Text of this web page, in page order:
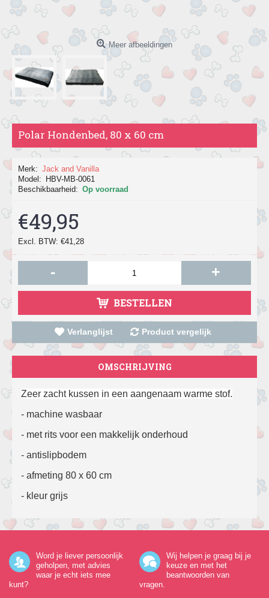
Meer afbeeldingen
Polar Hondenbed, 80 x 60 cm
Merk: Jack and Vanilla
Model:
HBV-MB-0061
Beschikbaarheid: Op voorraad
€49,95
Excl. BTW: €41,28
- +
BESTELLEN
Verlanglijst Product vergelijk
OMSCHRIJVING
Zeer zacht kussen in een aangenaam warme stof.
- machine wasbaar
- met rits voor een makkelijk onderhoud
- antislipbodem
- afmeting 80 x 60 cm
- kleur grijs
Word je liever persoonlijk
geholpen, met advies
waar je echt iets mee
kunt?
Wij helpen je graag bij je
keuze en met het
beantwoorden van
vragen.